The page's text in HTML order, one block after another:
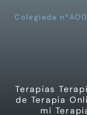
Colegiada
Terapias
de Terapia
mí